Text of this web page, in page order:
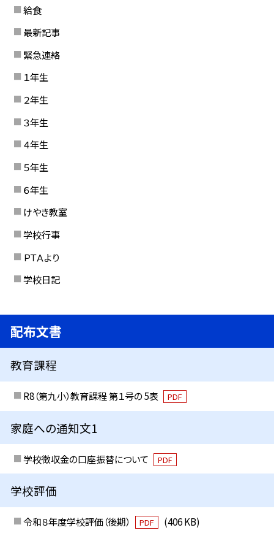
給食
最新記事
緊急連絡
１年生
２年生
３年生
４年生
５年生
６年生
けやき教室
学校行事
ＰＴＡより
学校日記
配布文書
教育課程
R8（第九小）教育課程 第１号の 5表 PDF
家庭への通知文1
学校徴収金の口座振替について PDF
学校評価
令和８年度学校評価（後期） PDF
(406 KB)